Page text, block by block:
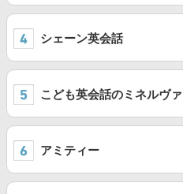
シェーン英会話
こども英会話のミネルヴァ
アミティー